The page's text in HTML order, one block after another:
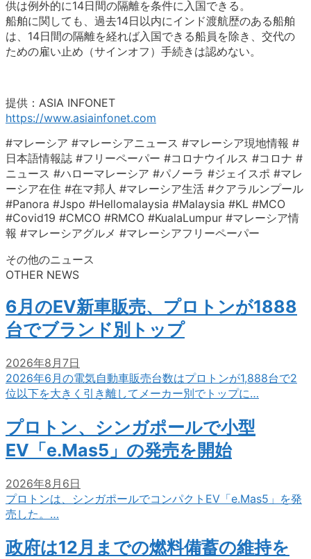
供は例外的に14日間の隔離を条件に入国できる。
船舶に関しても、過去14日以内にインド渡航歴のある船舶
は、14日間の隔離を経れば入国できる船員を除き、交代の
ための雇い止め（サインオフ）手続きは認めない。
提供：ASIA INFONET
https://www.asiainfonet.com
#マレーシア #マレーシアニュース #マレーシア現地情報 #
日本語情報誌 #フリーペーパー #コロナウイルス #コロナ #
ニュース #ハローマレーシア #パノーラ #ジェイスポ #マレ
ーシア在住 #在マ邦人 #マレーシア生活 #クアラルンプール
#Panora #Jspo #Hellomalaysia #Malaysia #KL #MCO
#Covid19 #CMCO #RMCO #KualaLumpur #マレーシア情
報 #マレーシアグルメ #マレーシアフリーペーパー
その他のニュース
OTHER NEWS
6月のEV新車販売、プロトンが1888
台でブランド別トップ
2026年8月7日
2026年6月の電気自動車販売台数はプロトンが1,888台で2
位以下を大きく引き離してメーカー別でトップに…
プロトン、シンガポールで小型
EV「e.Mas5」の発売を開始
2026年8月6日
プロトンは、シンガポールでコンパクトEV「e.Mas5」を発
売した。…
政府は12月までの燃料備蓄の維持を